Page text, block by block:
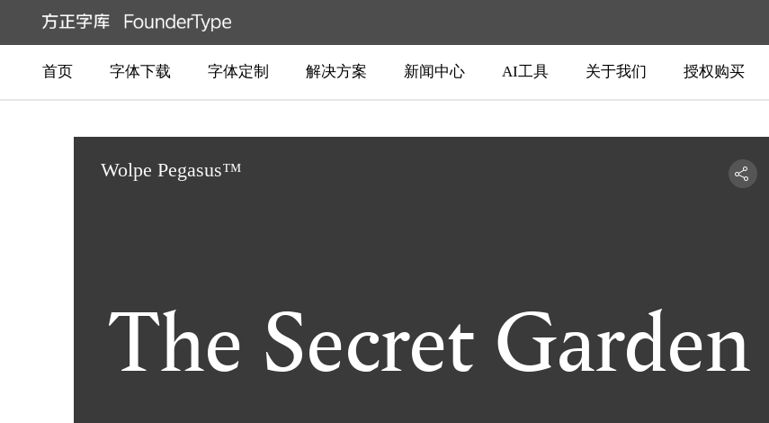
首页 字体下载 字体定制 解决方案 新闻中心 AI工具 关于我们 授权购买
Wolpe Pegasus™
The Secret Garden